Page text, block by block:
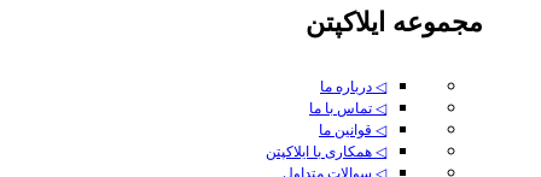
مجموعه ایلاکپتن
◁ درباره ما
◁ تماس با ما
◁ قوانین ما
◁ همکاری با ایلاکپتن
◁ سوالات متداول